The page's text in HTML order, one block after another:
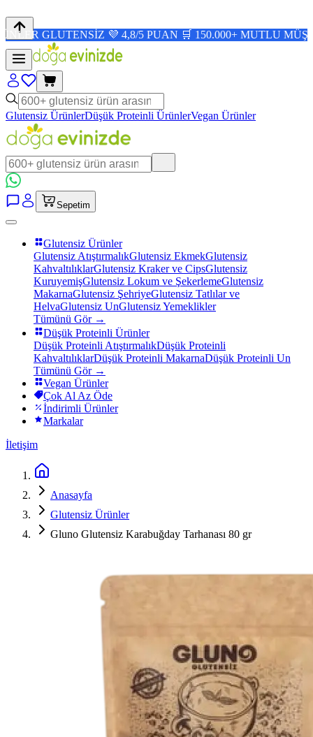
💜 4,8/5 PUAN 🛒 150.000+ MUTLU MÜŞTERİ ✨
Glutensiz ÜrünlerDüşük Proteinli ÜrünlerVegan Ürünler
Sepetim
Glutensiz Ürünler
Glutensiz AtıştırmalıkGlutensiz EkmekGlutensiz
KahvaltılıklarGlutensiz Kraker ve CipsGlutensiz
KuruyemişGlutensiz Lokum ve ŞekerlemeGlutensiz
MakarnaGlutensiz ŞehriyeGlutensiz Tatlılar ve
HelvaGlutensiz UnGlutensiz Yemeklikler
Tümünü Gör →
Düşük Proteinli Ürünler
Düşük Proteinli AtıştırmalıkDüşük Proteinli
KahvaltılıklarDüşük Proteinli MakarnaDüşük Proteinli Un
Tümünü Gör →
Vegan Ürünler
Çok Al Az Öde
İndirimli Ürünler
Markalar
İletişim
Anasayfa
Glutensiz Ürünler
Gluno Glutensiz Karabuğday Tarhanası 80 gr